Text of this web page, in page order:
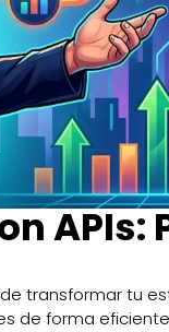
APIs:
transformar tu
de forma